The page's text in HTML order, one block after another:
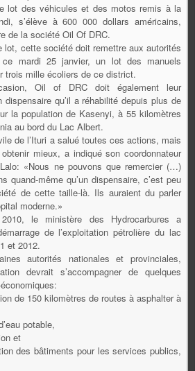
lot des véhicules et des motos remis à la
s’élève à 600 000 dollars américains,
de la société Oil Of DRC.
lot, cette société doit remettre aux autorités
ce mardi 25 janvier, un lot des manuels
trois mille écoliers de ce district.
Oil of DRC doit également leur
dispensaire qu’il a réhabilité depuis plus de
la population de Kasenyi, à 55 kilomètres
au bord du Lac Albert.
de l’Ituri a salué toutes ces actions, mais
mieux, a indiqué son coordonnateur
«Nous ne pouvons que remercier (…)
quand-même qu’un dispensaire, c’est peu
de cette taille-là. Ils auraient du parler
moderne.»
le ministère des Hydrocarbures a
de l’exploitation pétrolière du lac
et 2012.
autorités nationales et provinciales,
devrait s’accompagner de quelques
de 150 kilomètres de routes à asphalter à
potable,
et
des bâtiments pour les services publics,